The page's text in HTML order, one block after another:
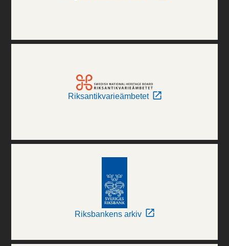
Riksantikvarieämbetet
Riksbankens arkiv